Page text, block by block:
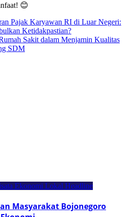
😊
Pajak Karyawan RI di Luar Negeri:
Ketidakpastian?
Sakit dalam Menjamin Kualitas
SDM
Ekonomi Lokal Headline
Masyarakat Bojonegoro